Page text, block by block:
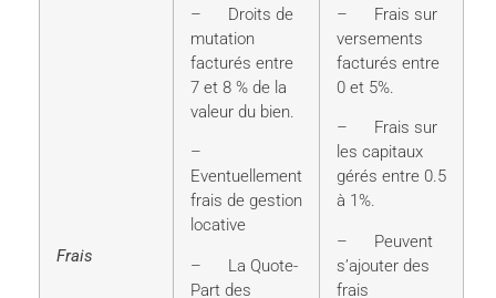
Frais
– Droits de
mutation
facturés entre
7 et 8 % de la
valeur du bien.
–
Eventuellement
frais de gestion
locative
– La Quote-
Part des
– Frais sur
versements
facturés entre
0 et 5%.
– Frais sur
les capitaux
gérés entre 0.5
à 1%.
– Peuvent
s’ajouter des
frais